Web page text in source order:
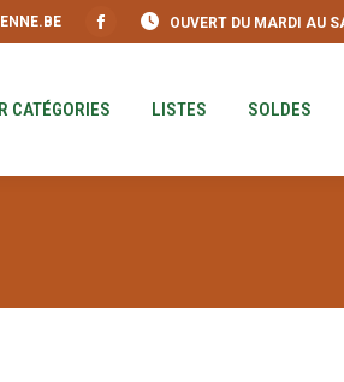
Facebook
opens
OUVERT DU MARDI AU
CATÉGORIES LISTES SOLDES
PAR CATÉGORIES LISTES